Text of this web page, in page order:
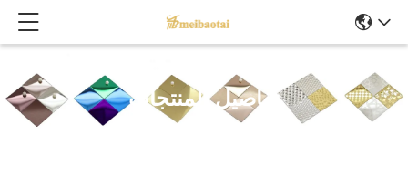
تفاصيل المنتجات